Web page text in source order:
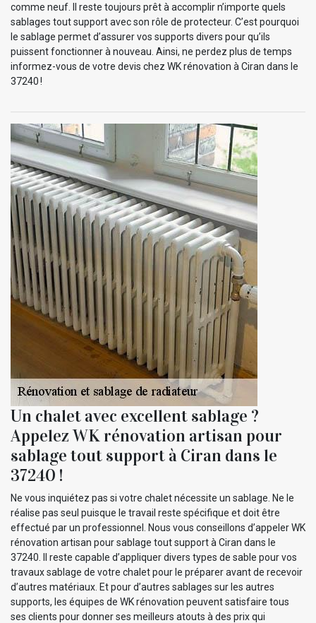
comme neuf. Il reste toujours prêt à accomplir n’importe quels
sablages tout support avec son rôle de protecteur. C’est pourquoi
le sablage permet d’assurer vos supports divers pour qu’ils
puissent fonctionner à nouveau. Ainsi, ne perdez plus de temps
informez-vous de votre devis chez WK rénovation à Ciran dans le
37240 !
Un chalet avec excellent sablage ?
Appelez WK rénovation artisan pour
sablage tout support à Ciran dans le
37240 !
Ne vous inquiétez pas si votre chalet nécessite un sablage. Ne le
réalise pas seul puisque le travail reste spécifique et doit être
effectué par un professionnel. Nous vous conseillons d’appeler WK
rénovation artisan pour sablage tout support à Ciran dans le
37240. Il reste capable d’appliquer divers types de sable pour vos
travaux sablage de votre chalet pour le préparer avant de recevoir
d’autres matériaux. Et pour d’autres sablages sur les autres
supports, les équipes de WK rénovation peuvent satisfaire tous
ses clients pour donner ses meilleurs atouts à des prix qui